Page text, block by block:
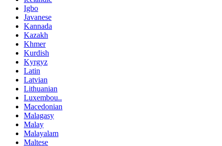
Igbo
Javanese
Kannada
Kazakh
Khmer
Kurdish
Kyrgyz
Latin
Latvian
Lithuanian
Luxembou..
Macedonian
Malagasy
Malay
Malayalam
Maltese